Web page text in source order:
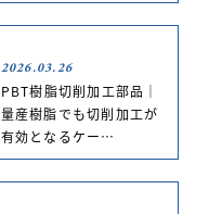
2026.03.26
PBT樹脂切削加工部品｜
量産樹脂でも切削加工が
有効となるケー…